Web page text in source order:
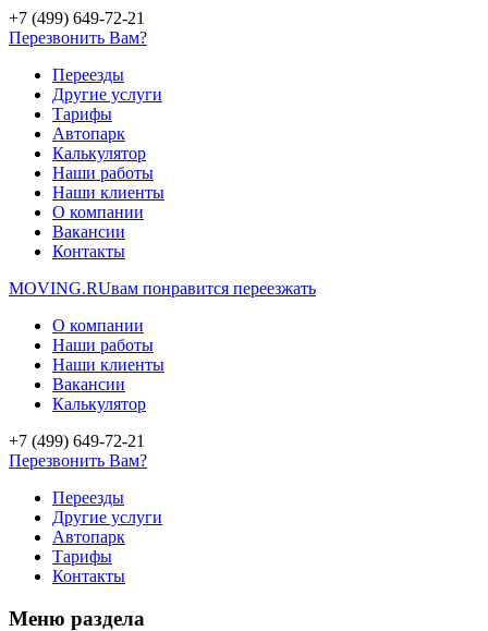
+7 (499) 649-72-21
Перезвонить Вам?
Переезды
Другие услуги
Тарифы
Автопарк
Калькулятор
Наши работы
Наши клиенты
О компании
Вакансии
Контакты
MOVING.RUвам понравится переезжать
О компании
Наши работы
Наши клиенты
Вакансии
Калькулятор
+7 (499) 649-72-21
Перезвонить Вам?
Переезды
Другие услуги
Автопарк
Тарифы
Контакты
Меню раздела